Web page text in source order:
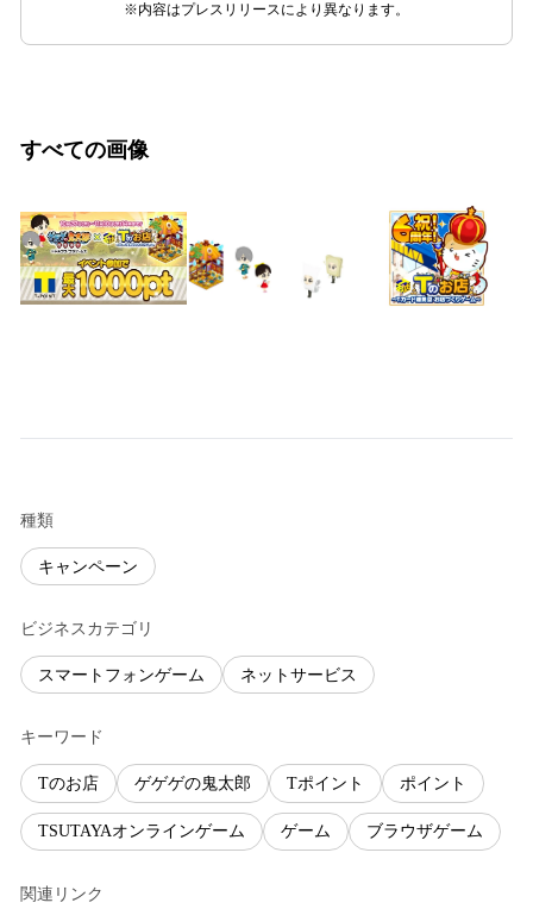
※内容はプレスリリースにより異なります。
すべての画像
種類
キャンペーン
ビジネスカテゴリ
スマートフォンゲーム ネットサービス
キーワード
Tのお店 ゲゲゲの鬼太郎 Tポイント ポイント
TSUTAYAオンラインゲーム ゲーム ブラウザゲーム
関連リンク